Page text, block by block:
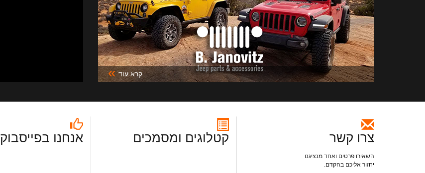
קרא עוד »
צרו קשר
השאירו פרטים ואחד מנציגנו
יחזור אליכם בהקדם.
קטלוגים ומסמכים אנחנו בפייסבוק